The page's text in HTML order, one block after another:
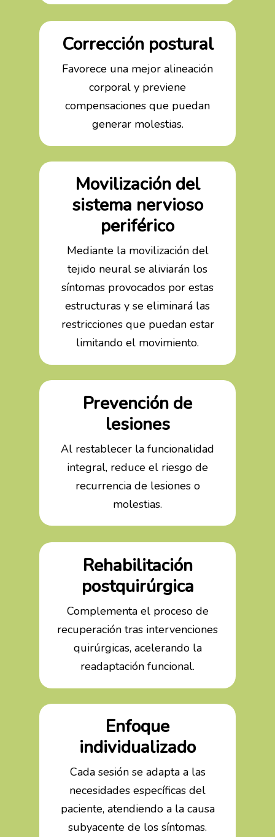
Corrección postural
Favorece una mejor alineación
corporal y previene
compensaciones que puedan
generar molestias.
Movilización del
sistema nervioso
periférico
Mediante la movilización del
tejido neural se aliviarán los
síntomas provocados por estas
estructuras y se eliminará las
restricciones que puedan estar
limitando el movimiento.
Prevención de
lesiones
Al restablecer la funcionalidad
integral, reduce el riesgo de
recurrencia de lesiones o
molestias.
Rehabilitación
postquirúrgica
Complementa el proceso de
recuperación tras intervenciones
quirúrgicas, acelerando la
readaptación funcional.
Enfoque
individualizado
Cada sesión se adapta a las
necesidades específicas del
paciente, atendiendo a la causa
subyacente de los síntomas.